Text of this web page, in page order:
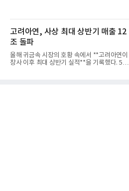
고려아연, 사상 최대 상반기 매출 12
조 돌파
올해 귀금속 시장의 호황 속에서 **고려아연이
창사 이후 최대 상반기 실적**을 기록했다. 5일